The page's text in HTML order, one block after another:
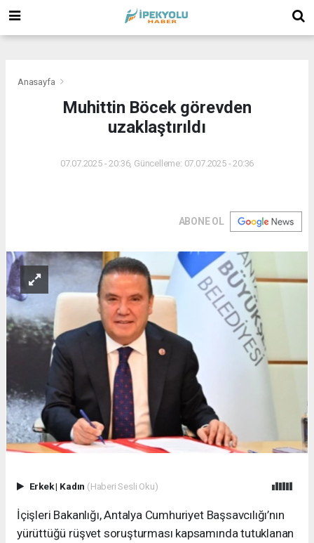
Anasayfa
Muhittin Böcek görevden
uzaklaştırıldı
07.07.2025 - 20:36, Güncelleme: 07.07.2025 - 20:36
ABONE OL
Erkek| Kadın (Haberi Sesli Oku)
İçişleri Bakanlığı, Antalya Cumhuriyet Başsavcılığı’nın
yürüttüğü rüşvet soruşturması kapsamında tutuklanan